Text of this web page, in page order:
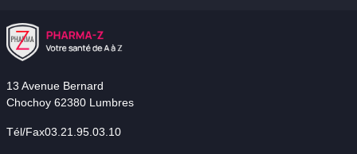
13 Avenue Bernard
Chochoy 62380 Lumbres
Tél/Fax03.21.95.03.10